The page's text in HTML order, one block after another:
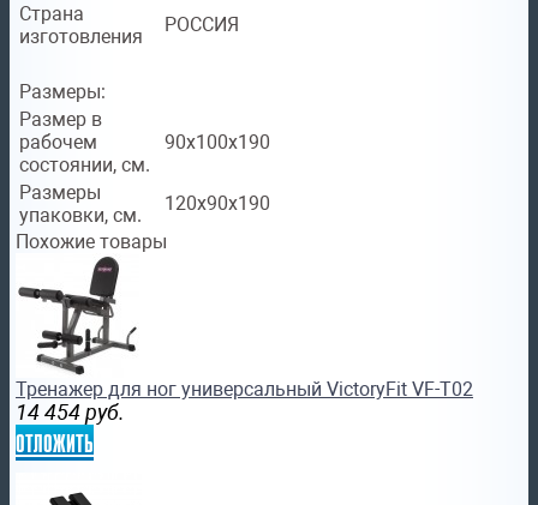
Страна
изготовления
РОССИЯ
Размеры:
Размер в
рабочем
состоянии, см.
90х100x190
Размеры
упаковки, см.
120х90x190
Похожие товары
Тренажер для ног универсальный VictoryFit VF-T02
14 454 руб.
отложить